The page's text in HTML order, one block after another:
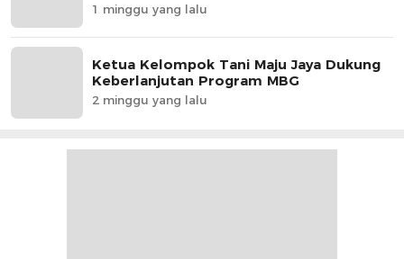
1 minggu yang lalu
Ketua Kelompok Tani Maju Jaya Dukung
Keberlanjutan Program MBG
2 minggu yang lalu